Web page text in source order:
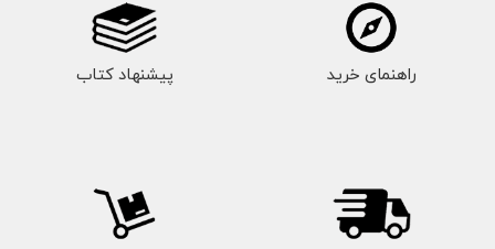
راهنمای خرید پیشنهاد کتاب